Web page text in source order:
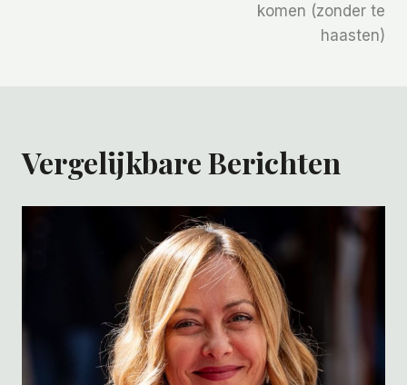
komen (zonder te
haasten)
Vergelijkbare Berichten